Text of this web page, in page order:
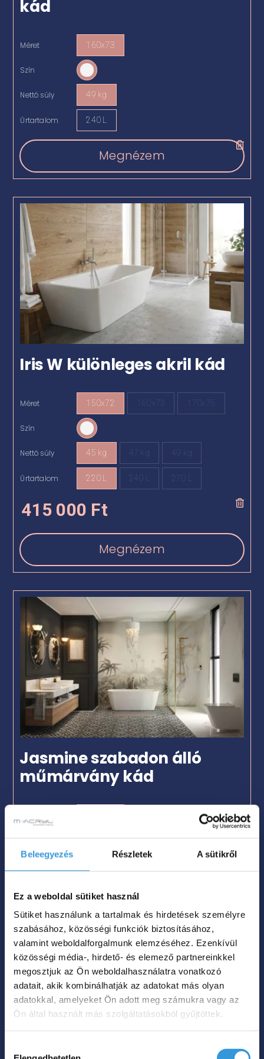
Beleegyezés Részletek A sütikről
Ez a weboldal sütiket használ
Sütiket használunk a tartalmak és hirdetések személyre
szabásához, közösségi funkciók biztosításához,
valamint weboldalforgalmunk elemzéséhez. Ezenkívül
közösségi média-, hirdető- és elemező partnereinkkel
megosztjuk az Ön weboldalhasználatra vonatkozó
adatait, akik kombinálhatják az adatokat más olyan
adatokkal, amelyeket Ön adott meg számukra vagy az
Ön által használt más szolgáltatásokból gyűjtöttek.
kád
Méret 160x73
Szín
Nettó súly 49 kg
Űrtartalom 240 L
Megnézem
Iris W különleges akril kád
Méret 150x72 160x73 170x75
Szín
Nettó súly 45 kg 47 kg 49 kg
Űrtartalom 220 L 240 L 270 L
415 000 Ft
Megnézem
Jasmine szabadon álló
műmárvány kád
Szín


639 000Ft
Megnézem